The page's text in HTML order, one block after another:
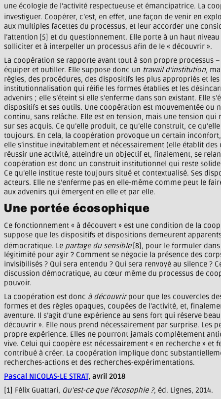
une écologie de l’activité respectueuse et émancipatrice. La
investiguer. Coopérer, c’est, en effet, une façon de venir en
aux multiples facettes du processus, et leur accorder une
l’attention [5] et du questionnement. Elle porte à un haut
solliciter et à interpeller un processus afin de le « découvrir ».
La coopération se rapporte avant tout à son propre processus
équiper et outiller. Elle suppose donc un travail d’institution,
règles, des procédures, des dispositifs les plus appropriés et
institutionnalisation qui réifie les formes établies et les
advenirs ; elle s’éteint si elle s’enferme dans son existant. Elle
dispositifs et ses outils. Une coopération est mouvementée ou
continu, sans relâche. Elle est en tension, mais une tension
sur ses acquis. Ce qu’elle produit, ce qu’elle construit, ce
toujours. En cela, la coopération provoque un certain
elle s’institue inévitablement et nécessairement (elle établit
réussir une activité, atteindre un objectif et, finalement, se
coopération est donc un construit institutionnel qui reste
Ce qu’elle institue reste toujours situé et contextualisé. Ses
acteurs. Elle ne s’enferme pas en elle-même comme peut le
aux advenirs qui émergent en elle et par elle.
Une portée écosophique
Ce fonctionnement « à découvert » est une condition de la
suppose que les dispositifs et dispositions demeurent
démocratique. Le partage du sensible [8], pour le formuler
légitimité pour agir ? Comment se négocie la présence des
invisibilisés ? Qui sera entendu ? Qui sera renvoyé au silence
discussion démocratique, au cœur même du processus de
pouvoir.
La coopération est donc à découvrirpour que les couvercles
formes et des règles opaques, coupées de l’activité, et,
aventure. Il s’agit d’une expérience au sens fort qui réserve
découvrir ». Elle nous prend nécessairement par surprise. Les
propre expérience. Elles ne pourront jamais complètement
vive. Celui qui coopère est nécessairement « en recherche »
contribué à créer. La coopération implique donc
recherches-actions et des recherches-expérimentations.
Pascal NICOLAS-LE STRAT, avril 2018
[1] Félix Guattari, Qu’est-ce que l’écosophie ?, éd. Lignes, 2014.